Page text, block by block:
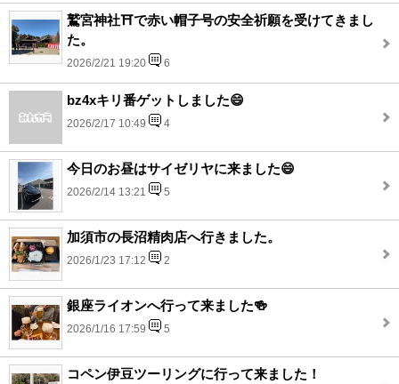
鷲宮神社⛩️で赤い帽子号の安全祈願を受けてきまし
た。
2026/2/21 19:20 6
bz4xキリ番ゲットしました😄
2026/2/17 10:49 4
今日のお昼はサイゼリヤに来ました😄
2026/2/14 13:21 5
加須市の長沼精肉店へ行きました。
2026/1/23 17:12 2
銀座ライオンへ行って来ました🍻
2026/1/16 17:59 5
コペン伊豆ツーリングに行って来ました！